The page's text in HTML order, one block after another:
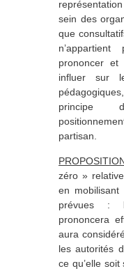
sein des
que
prononcer et
influer sur
principe
partisan.
zéro »
en mobilisant
prévues :
prononcera
aura
les autorités
ce qu’elle